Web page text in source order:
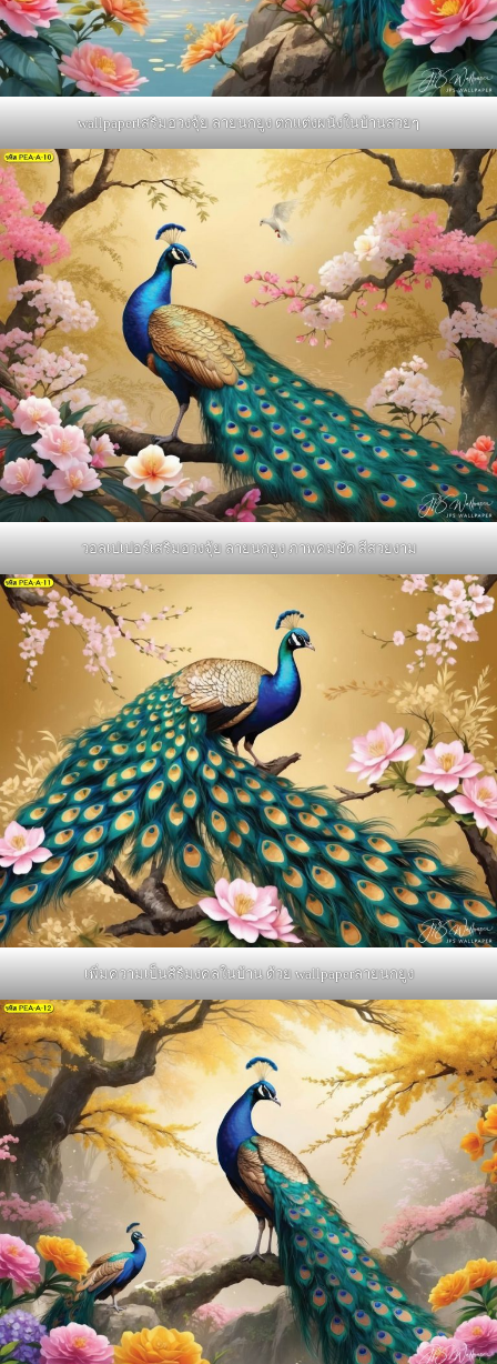
wallpaperเสริมฮวงจุ้ย ลายนกยูง ตกแต่งผนังในบ้านสวยๆ
วอลเปเปอร์เสริมฮวงจุ้ย ลายนกยูง ภาพคมชัด สีสวยงาม
เพิ่มความเป็นสิริมงคลในบ้าน ด้วย wallpaperลายนกยูง